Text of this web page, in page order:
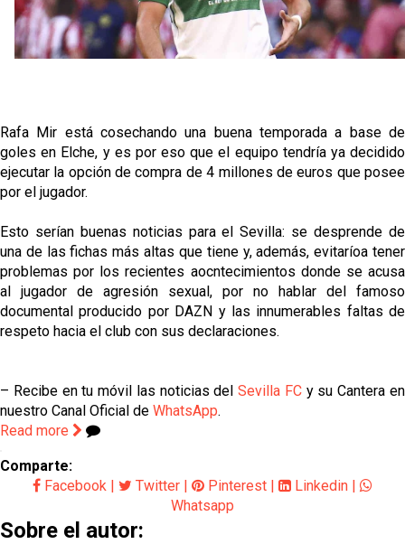
El Sevilla FC empieza a inscribir a los nuevos
fichajes
Análisis I Quién es y cómo juega Fran González
Miguel Sierra: La temporada pasada se vio
reflejado que podemos tirar para delante y
Rafa Mir está cosechando una buena temporada a base de
goles en Elche, y es por eso que el equipo tendría ya decidido
ejecutar la opción de compra de 4 millones de euros que posee
por el jugador.
Esto serían buenas noticias para el Sevilla: se desprende de
una de las fichas más altas que tiene y, además, evitaríoa tener
problemas por los recientes aocntecimientos donde se acusa
al jugador de agresión sexual, por no hablar del famoso
documental producido por DAZN y las innumerables faltas de
respeto hacia el club con sus declaraciones.
– Recibe en tu móvil las noticias delSevilla FCy su Cantera en
nuestro Canal Oficial de WhatsApp.
Read more
Comparte:
Facebook | Twitter | Pinterest | Linkedin |
Whatsapp
Sobre el autor: